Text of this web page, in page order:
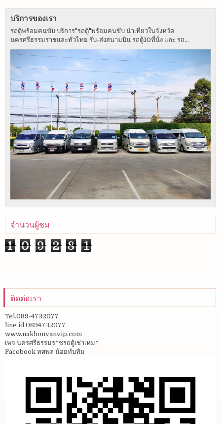
บริการของเรา
รถตู้พร้อมคนขับ บริการ"รถตู้"พร้อมคนขับ นำเที่ยวในจังหวัด
นครศรีธรรมราชและทั่วไทย รับ-ส่งสนามบิน รถตู้10ที่นั่ง และ รถ...
จำนวนผู้ชม
1 0 9 2 8 1
ติดต่อเรา
Tel.089-4732077
line id 0894732077
www.nakhonvanvip.com
เพจ นครศรีธรรมราชรถตู้เช่าเหมา
Facebook ทศพล น้อยทับทิม